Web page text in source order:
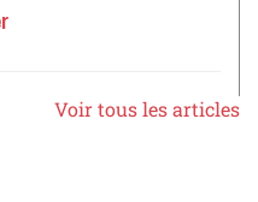
Voir tous les articles